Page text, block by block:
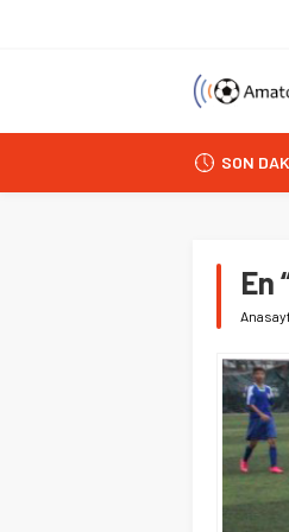
SON
En